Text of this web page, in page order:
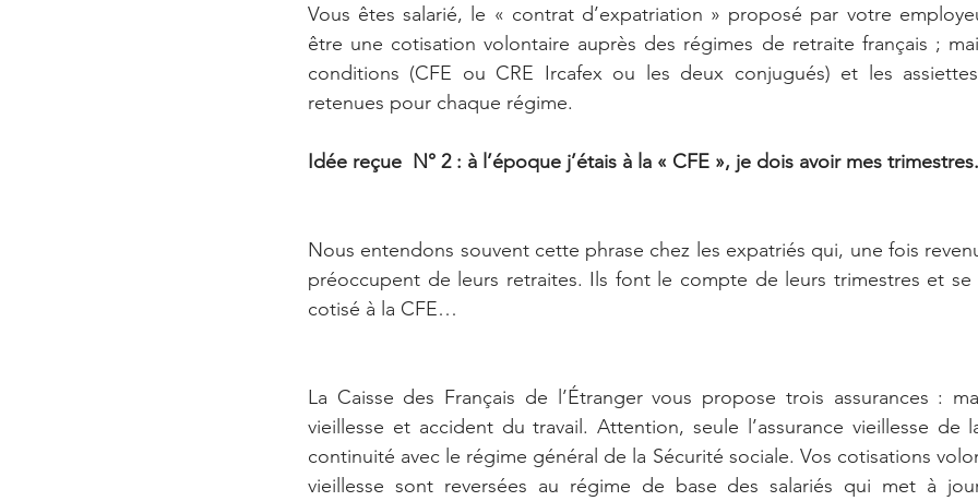
Vous êtes salarié, le « contrat d’expatriation » proposé par votre
être une cotisation volontaire auprès des régimes de retraite français ;
conditions (CFE ou CRE Ircafex ou les deux conjugués) et les
retenues pour chaque régime.
Idée reçue  N° 2 : à l’époque j’étais à la « CFE », je dois avoir mes trimestres.
Nous entendons souvent cette phrase chez les expatriés qui, une fois
préoccupent de leurs retraites. Ils font le compte de leurs trimestres et se
cotisé à la CFE…
La Caisse des Français de l’Étranger vous propose trois assurances :
vieillesse et accident du travail. Attention, seule l’assurance vieillesse de
continuité avec le régime général de la Sécurité sociale. Vos cotisations
vieillesse sont reversées au régime de base des salariés qui met à